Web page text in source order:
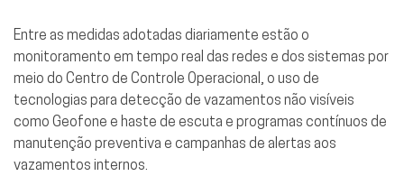
Entre as medidas adotadas diariamente estão o
monitoramento em tempo real das redes e dos sistemas por
meio do Centro de Controle Operacional, o uso de
tecnologias para detecção de vazamentos não visíveis
como Geofone e haste de escuta e programas contínuos de
manutenção preventiva e campanhas de alertas aos
vazamentos internos.